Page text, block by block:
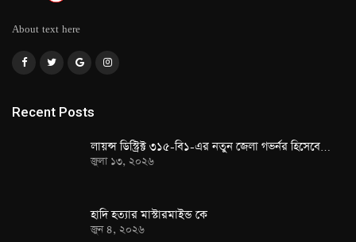
About text here
Recent Posts
লায়ন্স ডিস্ট্রিক্ট ৩১৫-বি১-এর নতুন জেলা গভর্নর হিসেবে…
জুলা ১৩, ২০২৬
হাদি হত্যার মাস্টারমাইন্ড কে
জুন ৪, ২০২৬